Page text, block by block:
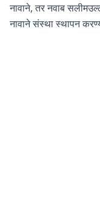
नावाने, तर नवाब
नावाने संस्था स्थापन